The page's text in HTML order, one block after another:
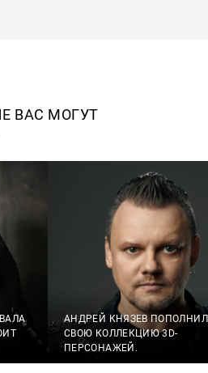
ВАС МОГУТ
АНДРЕЙ КНЯЗЕВ ПОПОЛНИЛ
СВОЮ КОЛЛЕКЦИЮ 3D-
ПЕРСОНАЖЕЙ.